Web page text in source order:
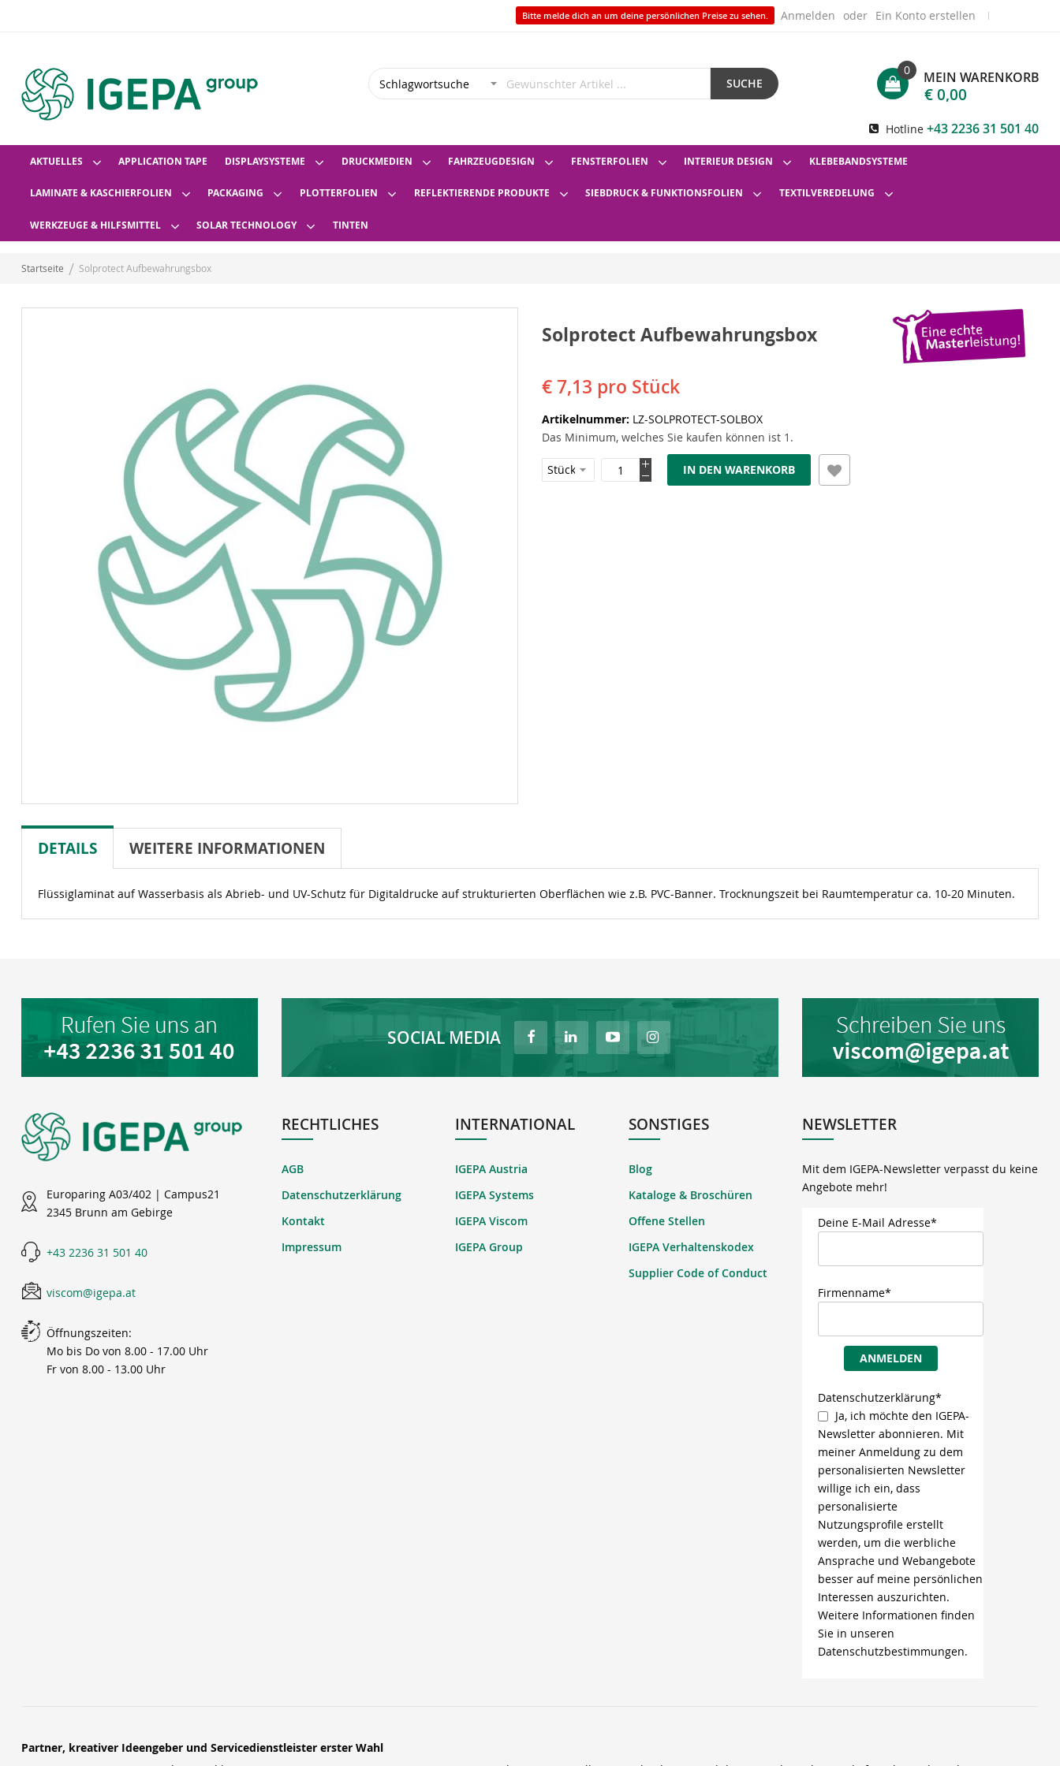
Bitte melde dich an um deine persönlichen Preise zu sehen. Anmelden Ein Konto erstellen
SUCHE MEIN WARENKORB
0
€ 0,00
Hotline +43 2236 31 501 40
AKTUELLES APPLICATION TAPE DISPLAYSYSTEME DRUCKMEDIEN FAHRZEUGDESIGN FENSTERFOLIEN INTERIEUR DESIGN KLEBEBANDSYSTEME
LAMINATE & KASCHIERFOLIEN PACKAGING PLOTTERFOLIEN REFLEKTIERENDE PRODUKTE SIEBDRUCK & FUNKTIONSFOLIEN TEXTILVEREDELUNG
WERKZEUGE & HILFSMITTEL SOLAR TECHNOLOGY TINTEN
Startseite Solprotect Aufbewahrungsbox
Solprotect Aufbewahrungsbox
€ 7,13 pro Stück
Artikelnummer LZ-SOLPROTECT-SOLBOX
Das Minimum, welches Sie kaufen können ist 1.
IN DEN WARENKORB
DETAILS WEITERE INFORMATIONEN
Flüssiglaminat auf Wasserbasis als Abrieb- und UV-Schutz für Digitaldrucke auf strukturierten Oberflächen wie z.B. PVC-Banner. Trocknungszeit bei Raumtemperatur ca. 10-20 Minuten.
SOCIAL MEDIA
Europaring A03/402 | Campus21
2345 Brunn am Gebirge
+43 2236 31 501 40
viscom@igepa.at
Öffnungszeiten:
Mo bis Do von 8.00 - 17.00 Uhr
Fr von 8.00 - 13.00 Uhr
RECHTLICHES
AGB
Datenschutzerklärung
Kontakt
Impressum
INTERNATIONAL
IGEPA Austria
IGEPA Systems
IGEPA Viscom
IGEPA Group
SONSTIGES
Blog
Kataloge & Broschüren
Offene Stellen
IGEPA Verhaltenskodex
Supplier Code of Conduct
NEWSLETTER
Mit dem IGEPA-Newsletter verpasst du keine
Angebote mehr!
Deine E-Mail Adresse*
Firmenname*
ANMELDEN
Datenschutzerklärung*
Ja, ich möchte den IGEPA-
Newsletter abonnieren. Mit
meiner Anmeldung zu dem
personalisierten Newsletter
willige ich ein, dass
personalisierte
Nutzungsprofile erstellt
werden, um die werbliche
Ansprache und Webangebote
besser auf meine persönlichen
Interessen auszurichten.
Weitere Informationen finden
Sie in unseren
Datenschutzbestimmungen.
Partner, kreativer Ideengeber und Servicedienstleister erster Wahl